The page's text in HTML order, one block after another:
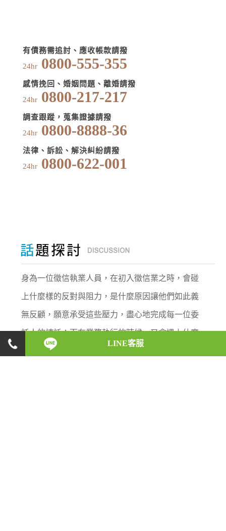
有債務需追討、應收帳款請撥
24hr0800-555-355
感情挽回、婚姻問題、離婚請撥
24hr0800-217-217
調查跟蹤，蒐集證據請撥
24hr0800-8888-36
法律、訴訟、解決糾紛請撥
24hr0800-622-001
身為一位徵信執業人員，在初入徵信業之時，會碰
上什麼樣的反對與阻力，是什麼原因讓他們如此義
無反顧，願意承受這些壓力，盡心地完成每一位委
託人的請託；而在業務執行的時候，又會遇上什麼
樣的突發狀況，又是如何巧妙地化解危機。徵信執
LINE客服